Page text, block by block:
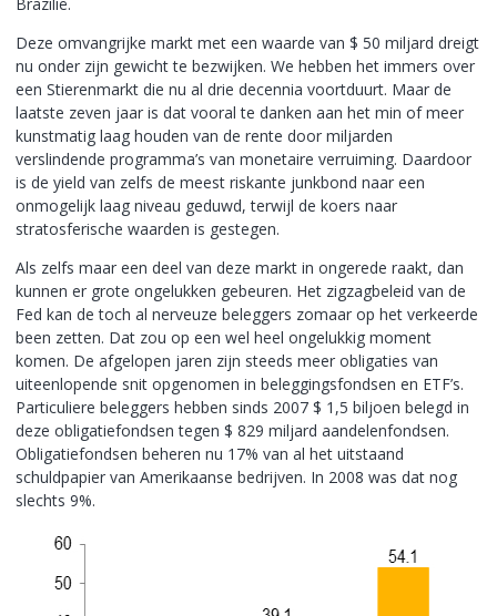
Brazilië.
Deze omvangrijke markt met een waarde van $ 50 miljard dreigt
nu onder zijn gewicht te bezwijken. We hebben het immers over
een Stierenmarkt die nu al drie decennia voortduurt. Maar de
laatste zeven jaar is dat vooral te danken aan het min of meer
kunstmatig laag houden van de rente door miljarden
verslindende programma’s van monetaire verruiming. Daardoor
is de yield van zelfs de meest riskante junkbond naar een
onmogelijk laag niveau geduwd, terwijl de koers naar
stratosferische waarden is gestegen.
Als zelfs maar een deel van deze markt in ongerede raakt, dan
kunnen er grote ongelukken gebeuren. Het zigzagbeleid van de
Fed kan de toch al nerveuze beleggers zomaar op het verkeerde
been zetten. Dat zou op een wel heel ongelukkig moment
komen. De afgelopen jaren zijn steeds meer obligaties van
uiteenlopende snit opgenomen in beleggingsfondsen en ETF’s.
Particuliere beleggers hebben sinds 2007 $ 1,5 biljoen belegd in
deze obligatiefondsen tegen $ 829 miljard aandelenfondsen.
Obligatiefondsen beheren nu 17% van al het uitstaand
schuldpapier van Amerikaanse bedrijven. In 2008 was dat nog
slechts 9%.